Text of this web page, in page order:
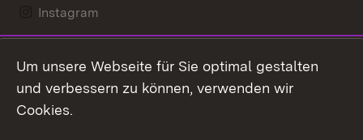
Instagram
Mastodon
Messenger
Um unsere Webseite für Sie optimal gestalten
und verbessern zu können, verwenden wir
Cookies.